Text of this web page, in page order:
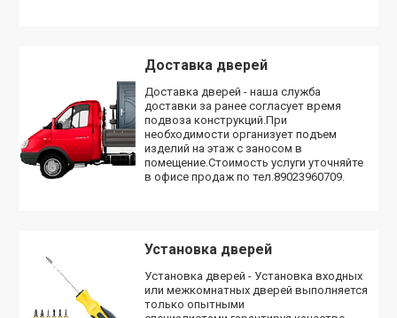
Доставка дверей
Доставка дверей - наша служба
доставки за ранее согласует время
подвоза конструкций.При
необходимости организует подъем
изделий на этаж с заносом в
помещение.Стоимость услуги уточняйте
в офисе продаж по тел.89023960709.
Установка дверей
Установка дверей - Установка входных
или межкомнатных дверей выполняется
только опытными